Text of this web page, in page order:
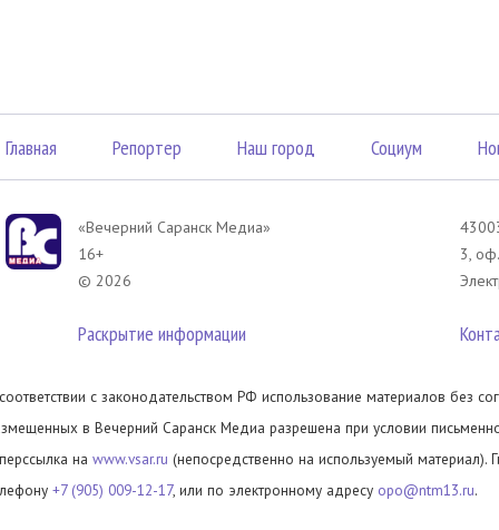
Главная Репортер Наш город Социум
«Вечерний Саранск Mедиа»
16+
© 2026
Раскрытие информации
3,
с законодательством РФ использование материалов без
в Вечерний Саранск Медиа разрешена при условии
на www.vsar.ru (непосредственно на используемый материал).
+7 (905) 009-12-17, или по электронному адресу opo@ntm13.ru.